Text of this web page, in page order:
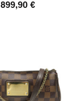
899,90 €